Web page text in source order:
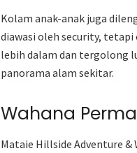
Kolam anak-anak juga
diawasi oleh security,
lebih dalam dan tergolong
panorama alam sekitar.
Wahana
Mataie Hillside Adventure